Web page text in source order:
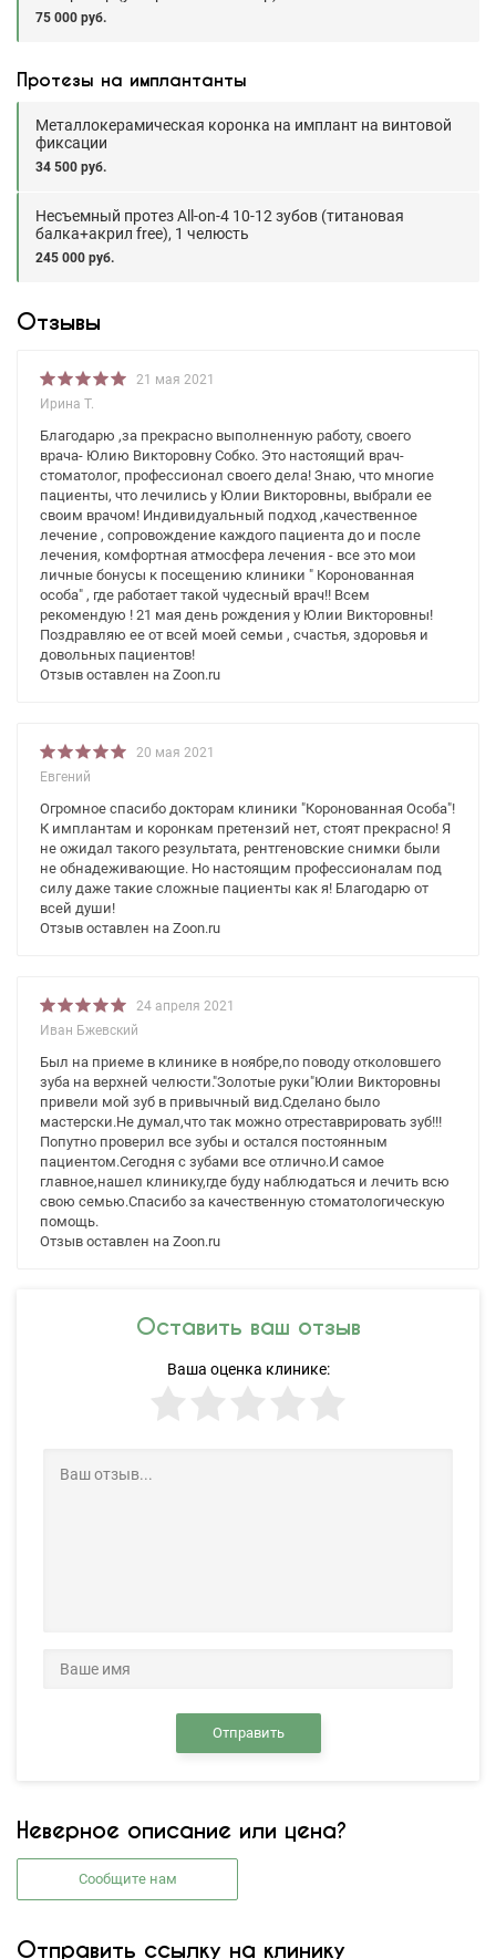
75 000 руб.
Протезы на имплантанты
Металлокерамическая коронка на имплант на винтовой
фиксации
34 500 руб.
Несъемный протез All-on-4 10-12 зубов (титановая
балка+акрил free), 1 челюсть
245 000 руб.
Отзывы
21 мая 2021
Ирина Т.
Благодарю ,за прекрасно выполненную работу, своего
врача- Юлию Викторовну Собко. Это настоящий врач-
стоматолог, профессионал своего дела! Знаю, что многие
пациенты, что лечились у Юлии Викторовны, выбрали ее
своим врачом! Индивидуальный подход ,качественное
лечение , сопровождение каждого пациента до и после
лечения, комфортная атмосфера лечения - все это мои
личные бонусы к посещению клиники " Коронованная
особа" , где работает такой чудесный врач!! Всем
рекомендую ! 21 мая день рождения у Юлии Викторовны!
Поздравляю ее от всей моей семьи , счастья, здоровья и
довольных пациентов!
Отзыв оставлен на Zoon.ru
20 мая 2021
Евгений
Огромное спасибо докторам клиники "Коронованная Особа"!
К имплантам и коронкам претензий нет, стоят прекрасно! Я
не ожидал такого результата, рентгеновские снимки были
не обнадеживающие. Но настоящим профессионалам под
силу даже такие сложные пациенты как я! Благодарю от
всей души!
Отзыв оставлен на Zoon.ru
24 апреля 2021
Иван Бжевский
Был на приеме в клинике в ноябре,по поводу отколовшего
зуба на верхней челюсти."Золотые руки"Юлии Викторовны
привели мой зуб в привычный вид.Сделано было
мастерски.Не думал,что так можно отреставрировать зуб!!!
Попутно проверил все зубы и остался постоянным
пациентом.Сегодня с зубами все отлично.И самое
главное,нашел клинику,где буду наблюдаться и лечить всю
свою семью.Спасибо за качественную стоматологическую
помощь.
Отзыв оставлен на Zoon.ru
Оставить ваш отзыв
Ваша оценка клинике:
Отправить
Неверное описание или цена?
Сообщите нам
Отправить ссылку на клинику